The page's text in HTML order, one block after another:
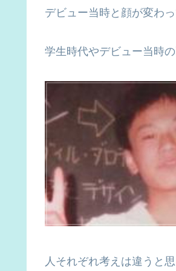
デビュー当時と顔が変わ
学生時代やデビュー当時
人それぞれ考えは違うと